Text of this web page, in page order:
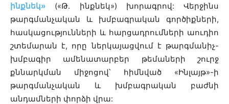
ինքնեկ» («Թ․ ինքնեկ») խորագրով: Վերջինս
թարգմանչական և խմբագրական գործիքների,
հասկացությունների և հարցադրումների աուդիո
շտեմարան է, որը ներկայացվում է թարգմանիչ-
խմբագիր ամենատարբեր թեմաների շուրջ
քննարկման միջոցով՝ հիմնված «Ինլայթ»-ի
թարգմանչական և խմբագրական բաժնի
անդամների փորձի վրա: